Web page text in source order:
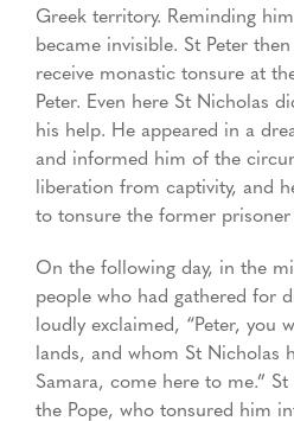
Greek territory. Reminding
became invisible. St Peter
receive monastic tonsure at
Peter. Even here St Nicholas
his help. He appeared in a
and informed him of the
liberation from captivity, and
to tonsure the former
On the following day, in the
people who had gathered for
loudly exclaimed, “Peter, you
lands, and whom St Nicholas
Samara, come here to me.”
the Pope, who tonsured him